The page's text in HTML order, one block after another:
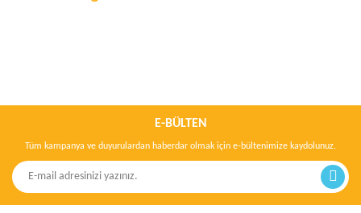
Yorum Yaz
tarafımıza iletebilirsiniz.
Görüş ve önerileriniz için teşekkür ederiz.
Ürün resmi kalitesiz, bozuk veya görüntülenemiyor.
Ürün bilgilerinde hatalar bulunuyor.
E-BÜLTEN
Tüm kampanya ve duyurulardan haberdar olmak için e-bültenimize kaydolunuz.